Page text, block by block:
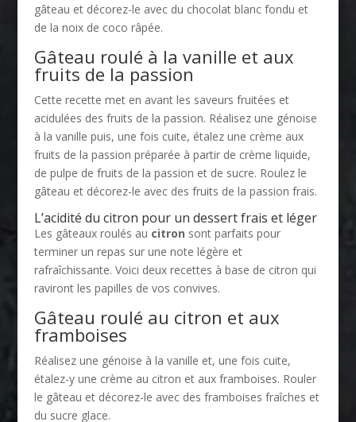
gâteau et décorez-le avec du chocolat blanc fondu et
de la noix de coco râpée.
Gâteau roulé à la vanille et aux
fruits de la passion
Cette recette met en avant les saveurs fruitées et
acidulées des fruits de la passion. Réalisez une génoise
à la vanille puis, une fois cuite, étalez une crème aux
fruits de la passion préparée à partir de crème liquide,
de pulpe de fruits de la passion et de sucre. Roulez le
gâteau et décorez-le avec des fruits de la passion frais.
L’acidité du citron pour un dessert frais et léger
Les gâteaux roulés au citron sont parfaits pour
terminer un repas sur une note légère et
rafraîchissante. Voici deux recettes à base de citron qui
raviront les papilles de vos convives.
Gâteau roulé au citron et aux
framboises
Réalisez une génoise à la vanille et, une fois cuite,
étalez-y une crème au citron et aux framboises. Rouler
le gâteau et décorez-le avec des framboises fraîches et
du sucre glace.